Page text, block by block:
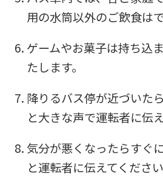
用の水筒以外のご飲食は
ゲームやお菓子は持ち込
たします。
降りるバス停が近づいた
と大きな声で運転者に伝
気分が悪くなったらすぐ
と運転者に伝えてください
top
use
an